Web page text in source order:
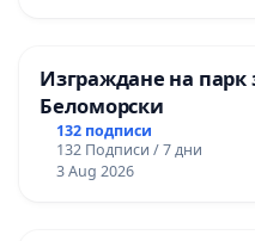
Изграждане на парк
Беломорски
132 подписи
132 Подписи / 7 дни
3 Aug 2026